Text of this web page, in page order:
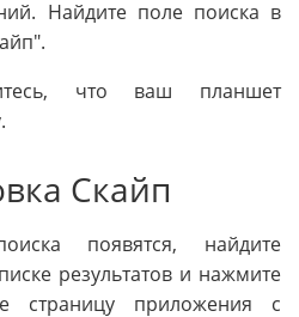
Найдите поле поиска в
что ваш планшет
Скайп
появятся, найдите
результатов и нажмите
страницу приложения с